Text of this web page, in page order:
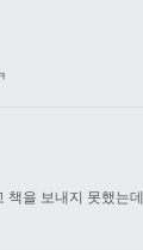
책을 보내지 못했는